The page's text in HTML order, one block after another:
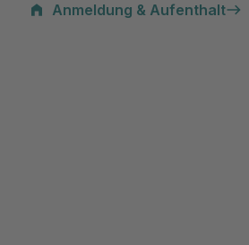
Anmeldung & Aufenthalt